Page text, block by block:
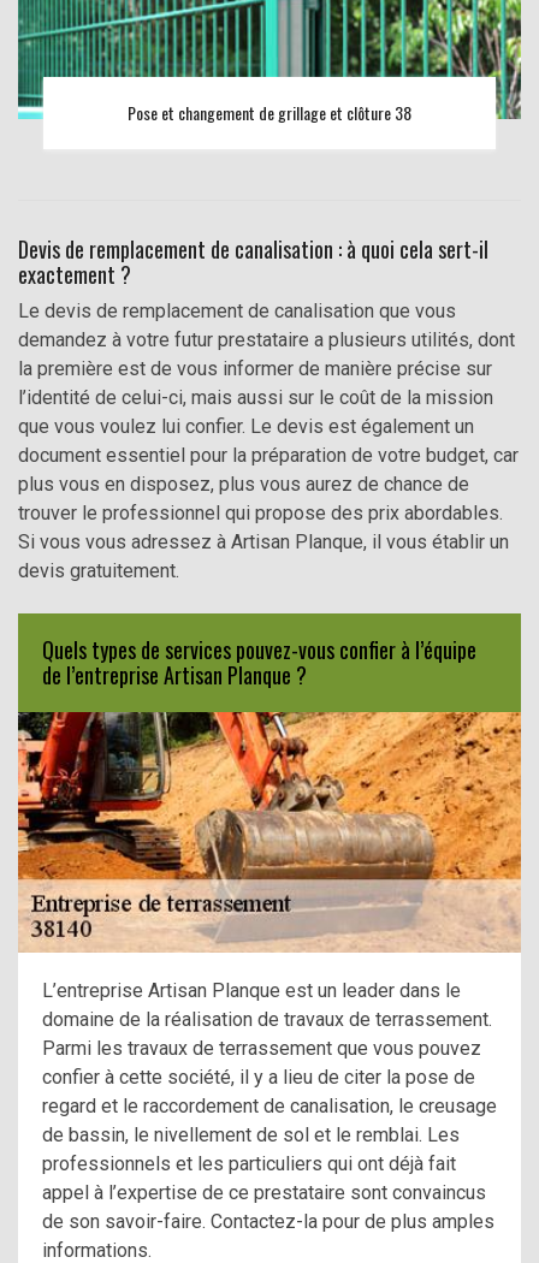
Pose et changement de grillage et clôture 38
Devis de remplacement de canalisation : à quoi cela sert-il
exactement ?
Le devis de remplacement de canalisation que vous
demandez à votre futur prestataire a plusieurs utilités, dont
la première est de vous informer de manière précise sur
l’identité de celui-ci, mais aussi sur le coût de la mission
que vous voulez lui confier. Le devis est également un
document essentiel pour la préparation de votre budget, car
plus vous en disposez, plus vous aurez de chance de
trouver le professionnel qui propose des prix abordables.
Si vous vous adressez à Artisan Planque, il vous établir un
devis gratuitement.
Quels types de services pouvez-vous confier à l’équipe
de l’entreprise Artisan Planque ?
L’entreprise Artisan Planque est un leader dans le
domaine de la réalisation de travaux de terrassement.
Parmi les travaux de terrassement que vous pouvez
confier à cette société, il y a lieu de citer la pose de
regard et le raccordement de canalisation, le creusage
de bassin, le nivellement de sol et le remblai. Les
professionnels et les particuliers qui ont déjà fait
appel à l’expertise de ce prestataire sont convaincus
de son savoir-faire. Contactez-la pour de plus amples
informations.